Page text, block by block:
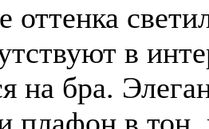
в
на бра.